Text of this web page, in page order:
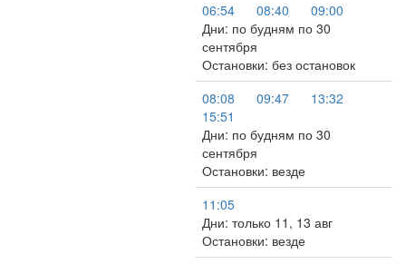
06:54
08:40
09:00
Дни: по будням по 30
сентября
Остановки: без остановок
08:08
09:47
13:32
15:51
Дни: по будням по 30
сентября
Остановки: везде
11:05
Дни: только 11, 13 авг
Остановки: везде